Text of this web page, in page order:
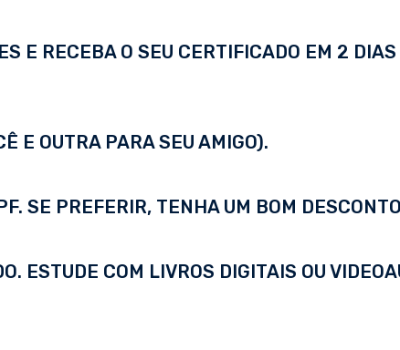
E RECEBA O SEU CERTIFICADO EM 2
E OUTRA PARA SEU AMIGO).
SE PREFERIR, TENHA UM BOM
ESTUDE COM LIVROS DIGITAIS OU